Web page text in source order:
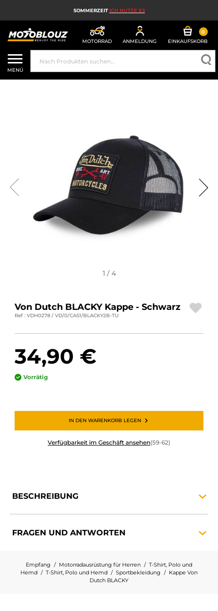
SOMMERZEIT ICH NUTZE ES
MOTORRAD ANMELDUNG
0
EINKAUFSKORB
MOTORRADHELM
MOTORRADAUSRÜSTUNG FÜR HERREN
HIGH-TECH-MOTORRAD
MOTORRAD-AIRBAG
MOTORRADTEILE UND WERKZEUGE
MOTORRADZUBEHÖR
MOTORRADGEPÄCK
SPEZIELLE ANGEBOTE UND SONDERAKTIONEN
DE | EUR € — ÄNDERN
KONTAKTIEREN SIE UNS
MENÜ
1 / 4
Von Dutch BLACKY Kappe - Schwarz
Ref : VDH0278 / VD/0/CAS1/BLACKY2B-TU
34,90 €
Vorrätig
IN DEN WARENKORB LEGEN
Verfügbarkeit im Geschäft ansehen(59-62)
BESCHREIBUNG
FRAGEN UND ANTWORTEN
Empfang Motorradausrüstung für Herren
T-Shirt, Polo und
Hemd
T-Shirt, Polo und Hemd Sportbekleidung
Kappe Von
Dutch BLACKY